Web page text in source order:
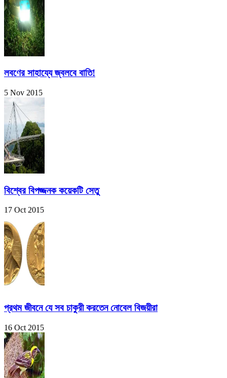
লবণের সাহায্যে জ্বলবে বাতি!
5 Nov 2015
বিশ্বের বিপজ্জনক কয়েকটি সেতু
17 Oct 2015
প্রথম জীবনে যে সব চাকুরী করতেন নোবেল বিজয়ীরা
16 Oct 2015